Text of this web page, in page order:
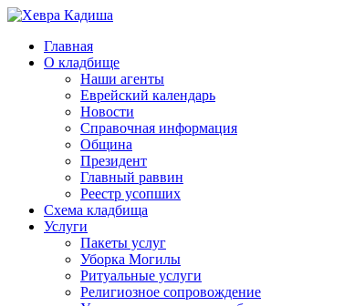
Главная
О кладбище
Наши агенты
Еврейский календарь
Новости
Справочная информация
Община
Президент
Главный раввин
Реестр усопших
Схема кладбища
Услуги
Пакеты услуг
Уборка Могилы
Ритуальные услуги
Религиозное сопровождение